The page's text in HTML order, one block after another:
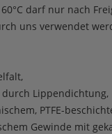
darf nur nach
uns verwendet
durch Lippendichtung,
PTFE-
Gewinde mit